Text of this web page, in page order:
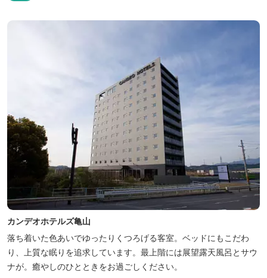
カンデオホテルズ亀山
落ち着いた色あいでゆったりくつろげる客室。ベッドにもこだわ
り、上質な眠りを追求しています。最上階には展望露天風呂とサウ
ナが。癒やしのひとときをお過ごしください。